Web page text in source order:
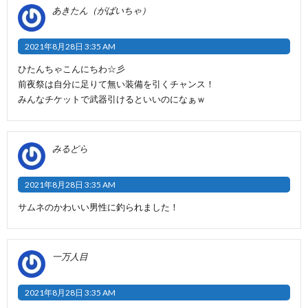
あきたん（がばいちゃ）
2021年8月28日 3:35 AM
ひたんちゃこんにちわ☆彡
前夜祭は自分に足りて無い装備を引くチャンス！
みんなチケットで武器引けるといいのになぁｗ
みるどら
2021年8月28日 3:35 AM
サムネのかわいい男性に釣られました！
一万人目
2021年8月28日 3:35 AM